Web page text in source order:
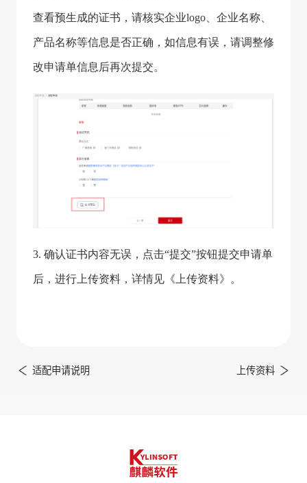
查看预生成的证书，请核实企业logo、企业名称、
产品名称等信息是否正确，如信息有误，请调整修
改申请单信息后再次提交。
3. 确认证书内容无误，点击“提交”按钮提交申请单
后，进行上传资料，详情见《上传资料》。
适配申请说明 上传资料